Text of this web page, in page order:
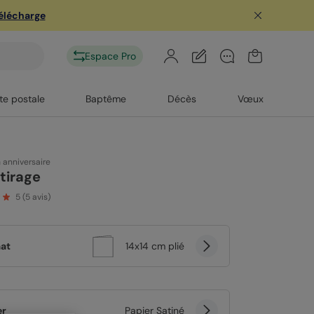
Espace Pro
postale Baptême Décès Vœux
5(5 avis)
14x14 cm plié
Papier Satiné